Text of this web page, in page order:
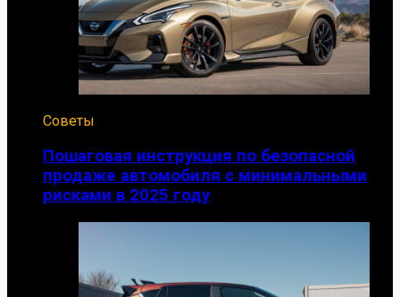
Советы
Пошаговая инструкция по безопасной
продаже автомобиля с минимальными
рисками в 2025 году